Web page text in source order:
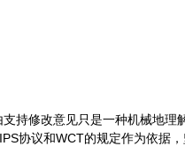
持修改意见只是一种机械地理
协议和WCT的规定作为依据